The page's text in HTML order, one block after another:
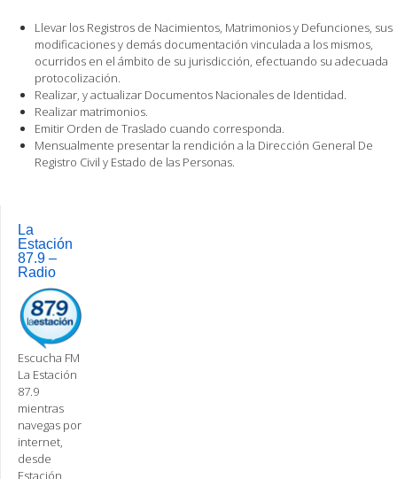
Llevar los Registros de Nacimientos, Matrimonios y Defunciones, sus
modificaciones y demás documentación vinculada a los mismos,
ocurridos en el ámbito de su jurisdicción, efectuando su adecuada
protocolización.
Realizar, y actualizar Documentos Nacionales de Identidad.
Realizar matrimonios.
Emitir Orden de Traslado cuando corresponda.
Mensualmente presentar la rendición a la Dirección General De
Registro Civil y Estado de las Personas.
navigation
La
Estación
87.9 –
Radio
Escucha FM
La Estación
87.9
mientras
navegas por
internet,
desde